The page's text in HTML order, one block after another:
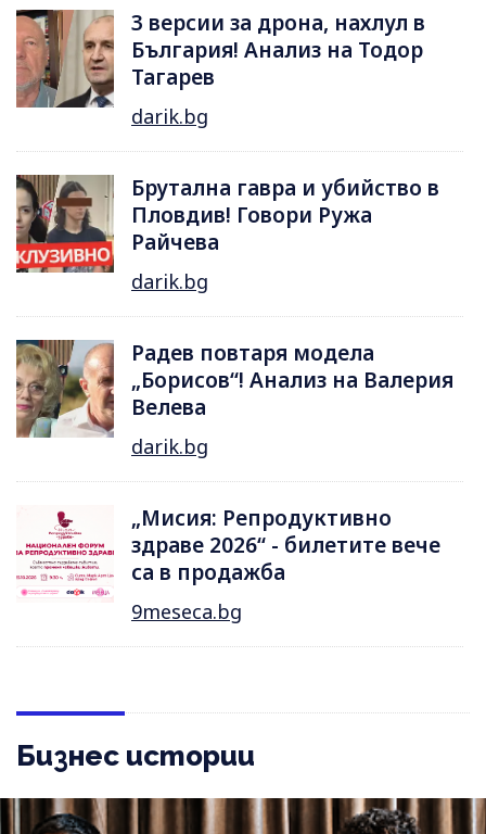
3 версии за дрона, нахлул в
България! Анализ на Тодор
Тагарев
darik.bg
Брутална гавра и убийство в
Пловдив! Говори Ружа
Райчева
darik.bg
Радев повтаря модела
„Борисов“! Анализ на Валерия
Велева
darik.bg
„Мисия: Репродуктивно
здраве 2026“ - билетите вече
са в продажба
9meseca.bg
Бизнес истории